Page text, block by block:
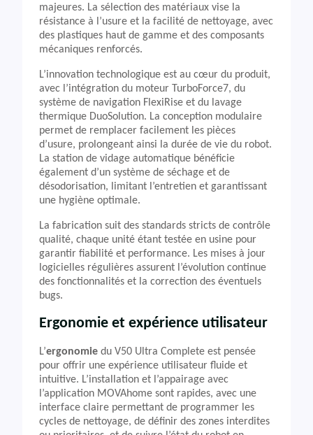
majeures. La sélection des matériaux vise la
résistance à l’usure et la facilité de nettoyage, avec
des plastiques haut de gamme et des composants
mécaniques renforcés.
L’innovation technologique est au cœur du produit,
avec l’intégration du moteur TurboForce7, du
système de navigation FlexiRise et du lavage
thermique DuoSolution. La conception modulaire
permet de remplacer facilement les pièces
d’usure, prolongeant ainsi la durée de vie du robot.
La station de vidage automatique bénéficie
également d’un système de séchage et de
désodorisation, limitant l’entretien et garantissant
une hygiène optimale.
La fabrication suit des standards stricts de contrôle
qualité, chaque unité étant testée en usine pour
garantir fiabilité et performance. Les mises à jour
logicielles régulières assurent l’évolution continue
des fonctionnalités et la correction des éventuels
bugs.
Ergonomie et expérience utilisateur
L’ergonomie du V50 Ultra Complete est pensée
pour offrir une expérience utilisateur fluide et
intuitive. L’installation et l’appairage avec
l’application MOVAhome sont rapides, avec une
interface claire permettant de programmer les
cycles de nettoyage, de définir des zones interdites